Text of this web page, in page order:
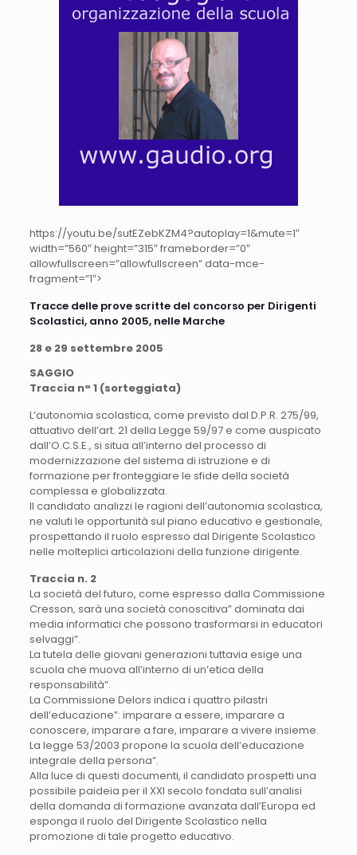
https://youtu.be/sutEZebKZM4?autoplay=1&mute=1″
width=”560″ height=”315″ frameborder=”0″
allowfullscreen=”allowfullscreen” data-mce-
fragment=”1″>
Tracce delle prove scritte del concorso per Dirigenti
Scolastici, anno 2005, nelle Marche
28 e 29 settembre 2005
SAGGIO
Traccia n° 1 (sorteggiata)
L’autonomia scolastica, come previsto dal D.P.R. 275/99,
attuativo dell’art. 21 della Legge 59/97 e come auspicato
dall’O.C.S.E., si situa all’interno del processo di
modernizzazione del sistema di istruzione e di
formazione per fronteggiare le sfide della società
complessa e globalizzata.
Il candidato analizzi le ragioni dell’autonomia scolastica,
ne valuti le opportunità sul piano educativo e gestionale,
prospettando il ruolo espresso dal Dirigente Scolastico
nelle molteplici articolazioni della funzione dirigente.
Traccia n. 2
La società del futuro, come espresso dalla Commissione
Cresson, sarà una società conoscitiva” dominata dai
media informatici che possono trasformarsi in educatori
selvaggi”.
La tutela delle giovani generazioni tuttavia esige una
scuola che muova all’interno di un’etica della
responsabilità”.
La Commissione Delors indica i quattro pilastri
dell’educazione”: imparare a essere, imparare a
conoscere, imparare a fare, imparare a vivere insieme.
La legge 53/2003 propone la scuola dell’educazione
integrale della persona”.
Alla luce di questi documenti, il candidato prospetti una
possibile paideia per il XXI secolo fondata sull’analisi
della domanda di formazione avanzata dall’Europa ed
esponga il ruolo del Dirigente Scolastico nella
promozione di tale progetto educativo.